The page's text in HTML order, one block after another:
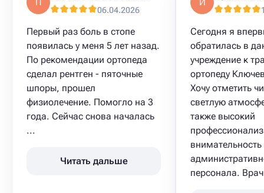
П
06.04.2026
Первый раз боль в стопе
появилась у меня 5 лет назад.
По рекомендации ортопеда
сделал рентген - пяточные
шпоры, прошел
физиолечение. Помогло на 3
года. Сейчас снова началась
...
Читать дальше
И
Сегодня я
обратилась в
учреждение к
ортопеду
Хочу отметить
светлую
также высокий
внимательность
персонала.